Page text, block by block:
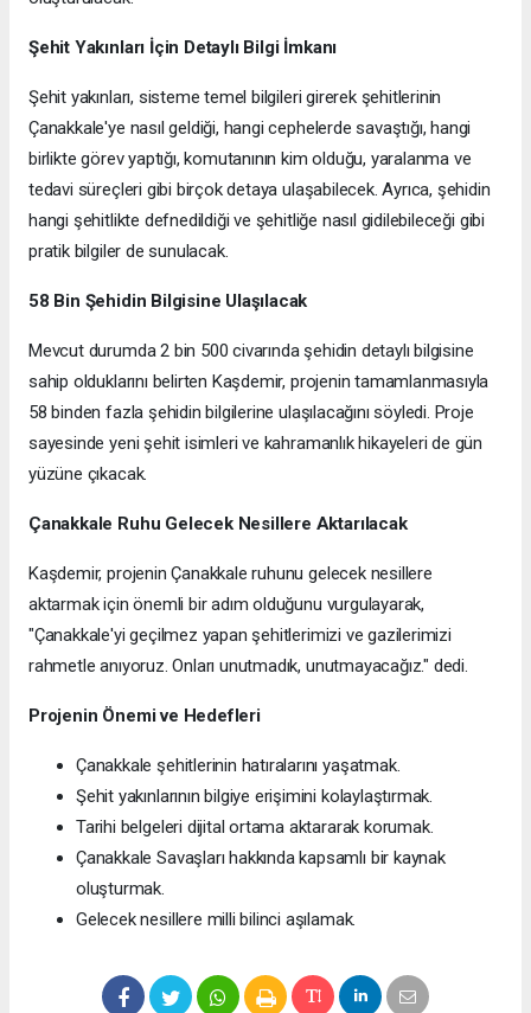
Şehit Yakınları İçin Detaylı Bilgi İmkanı
Şehit yakınları, sisteme temel bilgileri girerek şehitlerinin
Çanakkale'ye nasıl geldiği, hangi cephelerde savaştığı, hangi
birlikte görev yaptığı, komutanının kim olduğu, yaralanma ve
tedavi süreçleri gibi birçok detaya ulaşabilecek. Ayrıca, şehidin
hangi şehitlikte defnedildiği ve şehitliğe nasıl gidilebileceği gibi
pratik bilgiler de sunulacak.
58 Bin Şehidin Bilgisine Ulaşılacak
Mevcut durumda 2 bin 500 civarında şehidin detaylı bilgisine
sahip olduklarını belirten Kaşdemir, projenin tamamlanmasıyla
58 binden fazla şehidin bilgilerine ulaşılacağını söyledi. Proje
sayesinde yeni şehit isimleri ve kahramanlık hikayeleri de gün
yüzüne çıkacak.
Çanakkale Ruhu Gelecek Nesillere Aktarılacak
Kaşdemir, projenin Çanakkale ruhunu gelecek nesillere
aktarmak için önemli bir adım olduğunu vurgulayarak,
"Çanakkale'yi geçilmez yapan şehitlerimizi ve gazilerimizi
rahmetle anıyoruz. Onları unutmadık, unutmayacağız." dedi.
Projenin Önemi ve Hedefleri
Çanakkale şehitlerinin hatıralarını yaşatmak.
Şehit yakınlarının bilgiye erişimini kolaylaştırmak.
Tarihi belgeleri dijital ortama aktararak korumak.
Çanakkale Savaşları hakkında kapsamlı bir kaynak
oluşturmak.
Gelecek nesillere milli bilinci aşılamak.